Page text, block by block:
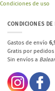
Condiciones de uso
CONDICIONES DE
Gastos de envío
Gratis por pedidos
Sin envíos a